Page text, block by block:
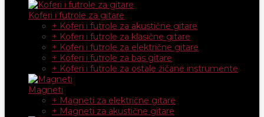
Koferi i futrole za gitare
+ Koferi i futrole za akustične gitare
+ Koferi i futrole za klasične gitare
+ Koferi i futrole za električne gitare
+ Koferi i futrole za bas gitare
+ Koferi i futrole za ostale žičane instrumente
Magneti
+ Magneti za električne gitare
+ Magneti za akustične gitare